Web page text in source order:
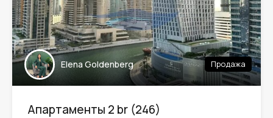
Elena Goldenberg Продажа
Апартаменты 2 br (246)